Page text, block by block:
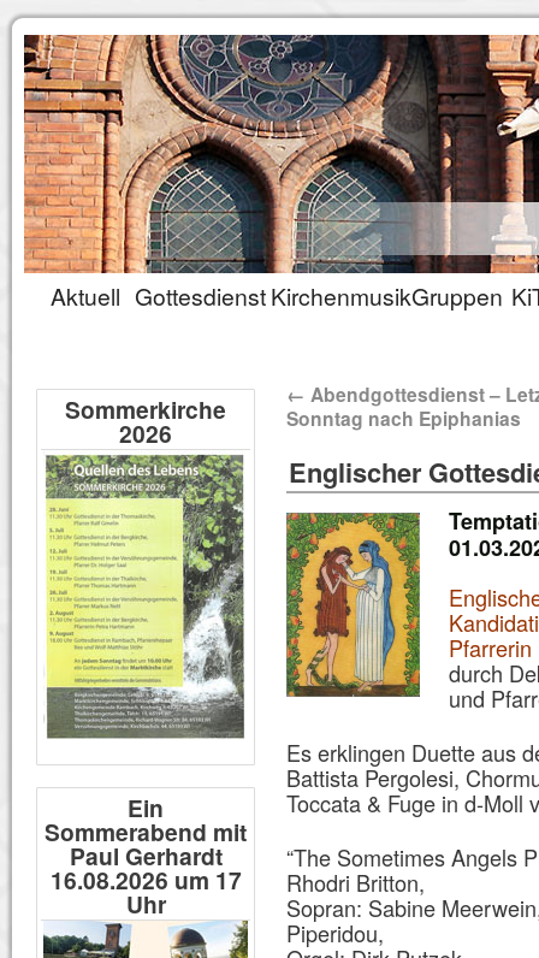
Aktuell GottesdienstKirchenmusikGruppen
← Abendgottesdienst –
Sonntag nach Epiphanias
Englischer
durch
und
Es erklingen Duette aus
Battista Pergolesi,
Toccata & Fuge in d-Moll
“The Sometimes Angels
Rhodri Britton,
Sopran: Sabine
Piperidou,
Sommerkirche
2026
Ein
Sommerabend mit
Paul Gerhardt
16.08.2026 um 17
Uhr